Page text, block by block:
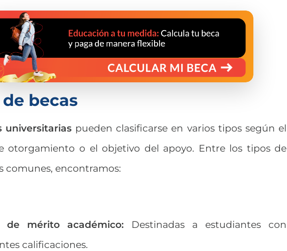
becas
universitariaspueden clasificarse en varios tipos según el
otorgamiento o el objetivo del apoyo. Entre los tipos de
comunes, encontramos:
de mérito académico: Destinadas a estudiantes con
calificaciones.